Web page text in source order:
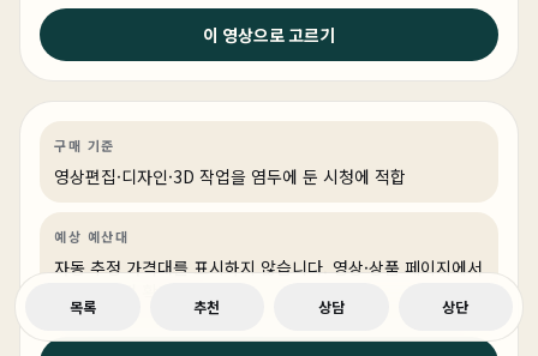
이 영상으로 고르기
영상편집·디자인
2026년 4월 10일
프리미어 애펙 영상 편집 PC CPU 반드시 ‘이걸‘로 사야하
는 이유
구매 기준
영상편집·디자인·3D 작업을 염두에 둔 시청에 적합
예상 예산대
자동 추정 가격대를 표시하지 않습니다. 영상·상품 페이지에서
목록 추천 상담 상단